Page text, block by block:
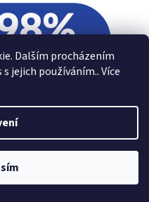
Dalším procházením
jejich používáním.. Více